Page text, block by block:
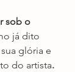
sob o
já dito
glória e
do artista.